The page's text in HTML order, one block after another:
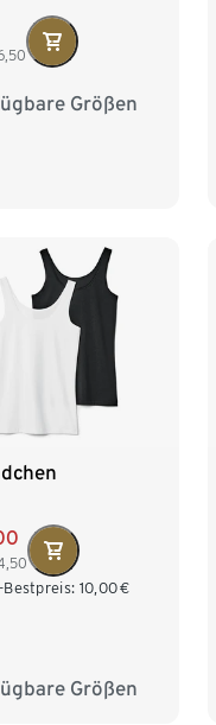
Größen
34 S 36/38
Bestpreis: 10,00€
Größen
M 40/42